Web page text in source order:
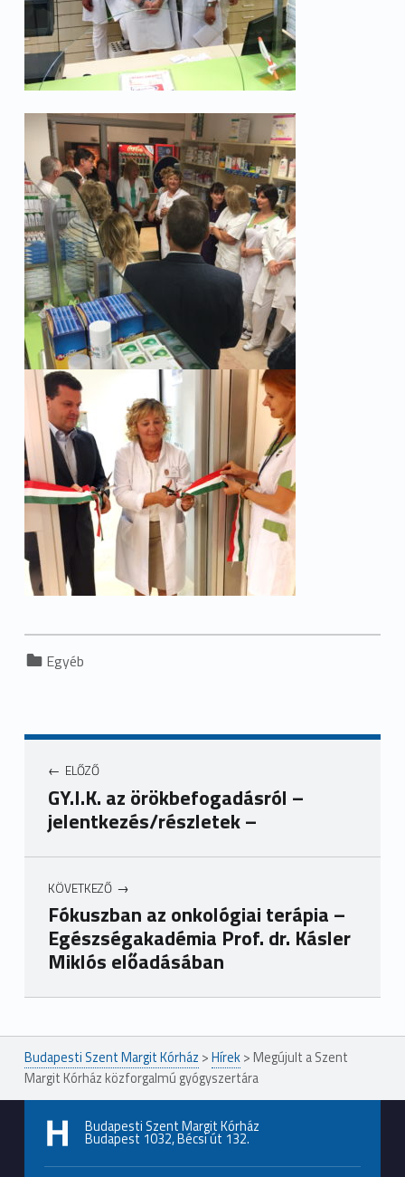
Categorized in:
Egyéb
ELŐZŐ
GY.I.K. az örökbefogadásról –
jelentkezés/részletek –
KÖVETKEZŐ
Fókuszban az onkológiai terápia –
Egészségakadémia Prof. dr. Kásler
Miklós előadásában
Ugrás a főmenühöz
Budapesti Szent Margit Kórház >Hírek> Megújult a Szent
Margit Kórház közforgalmú gyógyszertára
Budapesti Szent Margit Kórház
Budapest 1032, Bécsi út 132.